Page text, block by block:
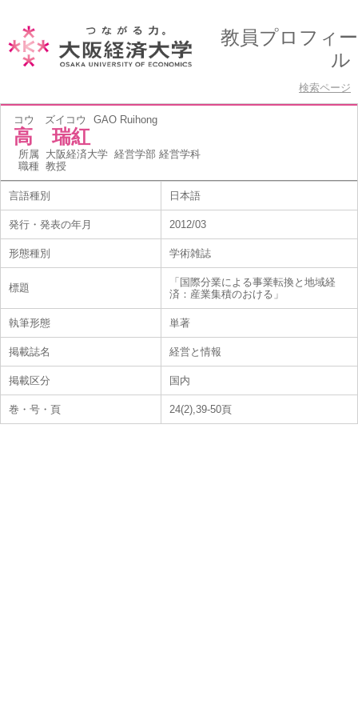
教員プロフィー
ル
検索ページ
コウ ズイコウ GAO Ruihong
高 瑞紅
所属 大阪経済大学 経営学部 経営学科
職種 教授
言語種別 日本語
発行・発表の年月 2012/03
形態種別 学術雑誌
標題
「国際分業による事業転換と地域経
済：産業集積のおける」
執筆形態 単著
掲載誌名 経営と情報
掲載区分 国内
巻・号・頁 24(2),39-50頁